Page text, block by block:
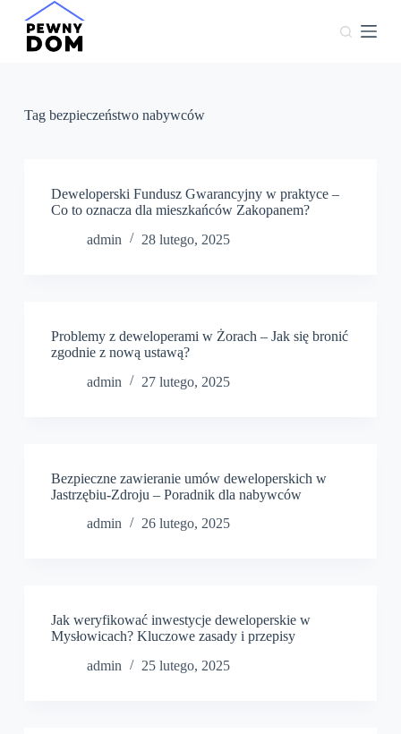
P
Tagbezpieczeństwo nabywców
Deweloperski Fundusz Gwarancyjny w praktyce –
Co to oznacza dla mieszkańców Zakopanem?
admin
28 lutego, 2025
Problemy z deweloperami w Żorach – Jak się bronić
zgodnie z nową ustawą?
admin
27 lutego, 2025
Bezpieczne zawieranie umów deweloperskich w
Jastrzębiu-Zdroju – Poradnik dla nabywców
admin
26 lutego, 2025
Jak weryfikować inwestycje deweloperskie w
Mysłowicach? Kluczowe zasady i przepisy
admin
25 lutego, 2025